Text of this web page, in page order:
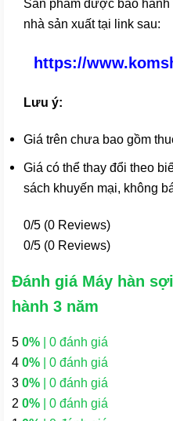
Sản phẩm được bảo
nhà sản xuất tại link sau:
https://
Lưu ý:
Giá trên chưa bao gồm
Giá có thể thay đổi theo
sách khuyến mại, không
0/5 (0 Reviews)
0/5 (0 Reviews)
Đánh giá Máy hàn
hành 3 năm
5 0% | 0 đánh giá
4 0% | 0 đánh giá
3 0% | 0 đánh giá
2 0% | 0 đánh giá